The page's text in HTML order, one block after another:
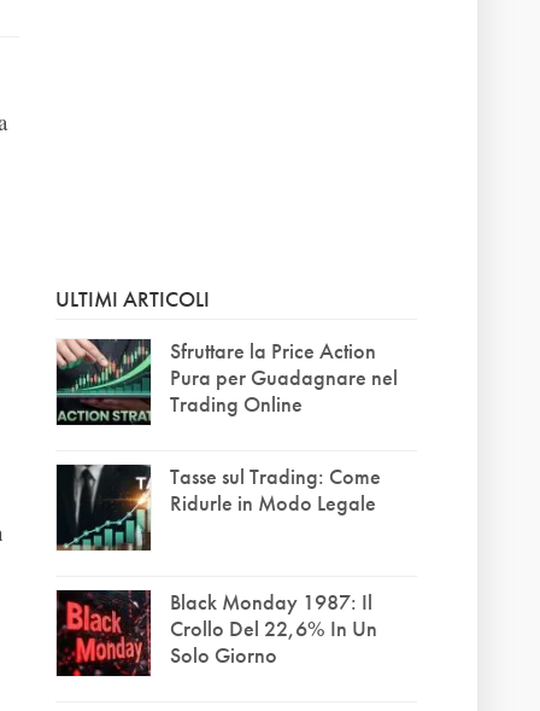
ULTIMI ARTICOLI
Sfruttare la Price Action
Pura per Guadagnare nel
Trading Online
Tasse sul Trading: Come
Ridurle in Modo Legale
Black Monday 1987: Il
Crollo Del 22,6% In Un
Solo Giorno